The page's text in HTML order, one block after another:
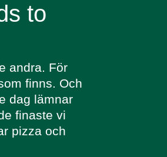
to
andra. För
finns. Och
dag lämnar
finaste vi
pizza och